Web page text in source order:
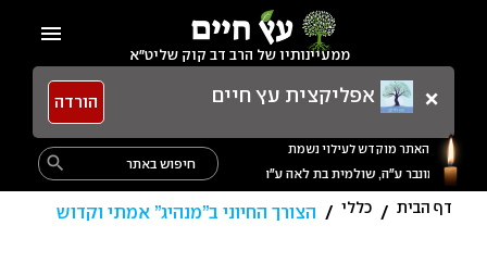
content
ממעיינותיו של הרב דב קוק שליט"א
menu
× אפליקצית עץ חיים הורדה
Search
for:
search
האתר מוקדש לעילוי נשמת
דף הבית / כללי / הצורך החיוני ב”מנהיג” אמתי וקדוש